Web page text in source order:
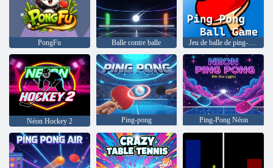
PongFu Balle contre balle Jeu de balle de ping-pong
Néon Hockey 2 Ping-pong Ping-Pong Néon